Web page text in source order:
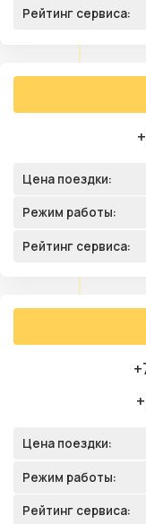
Рейтинг сервиса:
Цена поездки:
Режим работы:
Рейтинг сервиса:
Цена поездки:
Режим работы:
Рейтинг сервиса: